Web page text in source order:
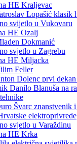
HE Kraljevac
Lopašić klasik
svijetlo u Vukovaru
HE Ozalj
Dokmanić
svjetlo u Zagrebu
HE Miljacka
Feller
Dolenc prvi
Danilo Blanuša na
Švarc znanstvenik
elektroprivrede
svjetlo u Varaždinu
HE Krka